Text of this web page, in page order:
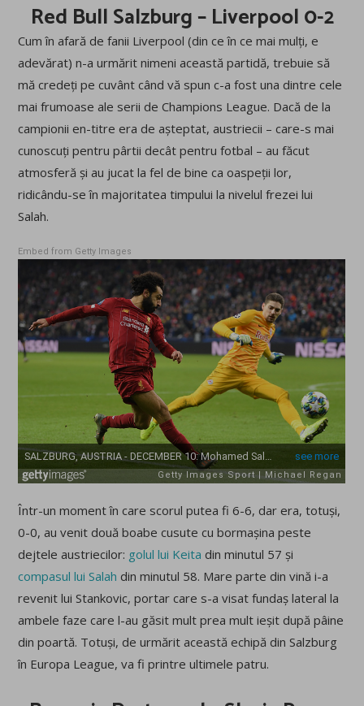
Red Bull Salzburg – Liverpool 0-2
Cum în afară de fanii Liverpool (din ce în ce mai mulți, e
adevărat) n-a urmărit nimeni această partidă, trebuie să
mă credeți pe cuvânt când vă spun c-a fost una dintre cele
mai frumoase ale serii de Champions League. Dacă de la
campionii en-titre era de așteptat, austriecii – care-s mai
cunoscuți pentru pârtii decât pentru fotbal – au făcut
atmosferă și au jucat la fel de bine ca oaspeții lor,
ridicându-se în majoritatea timpului la nivelul frezei lui
Salah.
Embed from Getty Images
Într-un moment în care scorul putea fi 6-6, dar era, totuși,
0-0, au venit două boabe cusute cu bormașina peste
dejtele austriecilor: golul lui Keita din minutul 57 și
compasul lui Salah din minutul 58. Mare parte din vină i-a
revenit lui Stankovic, portar care s-a visat fundaș lateral la
ambele faze care l-au găsit mult prea mult ieșit după pâine
din poartă. Totuși, de urmărit această echipă din Salzburg
în Europa League, va fi printre ultimele patru.